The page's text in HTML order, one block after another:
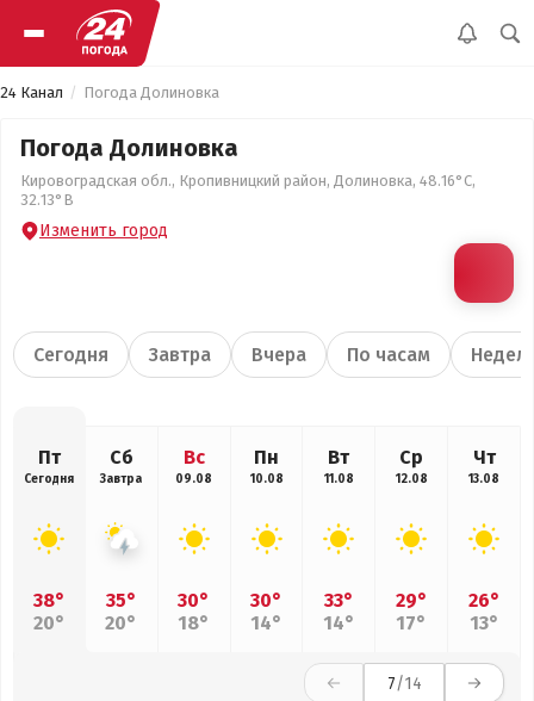
24 Канал Погода Долиновка
Погода Долиновка
Кировоградская обл., Кропивницкий район, Долиновка, 48.16°С,
32.13°В
Изменить город
Сегодня Завтра Вчера По часам
Пт
Сегодня
38°
20°
Сб
Завтра
35°
20°
Вс
09.08
30°
18°
Пн
10.08
30°
14°
Вт
11.08
33°
14°
Ср
12.08
29°
17°
Чт
13.08
26°
13°
7/14